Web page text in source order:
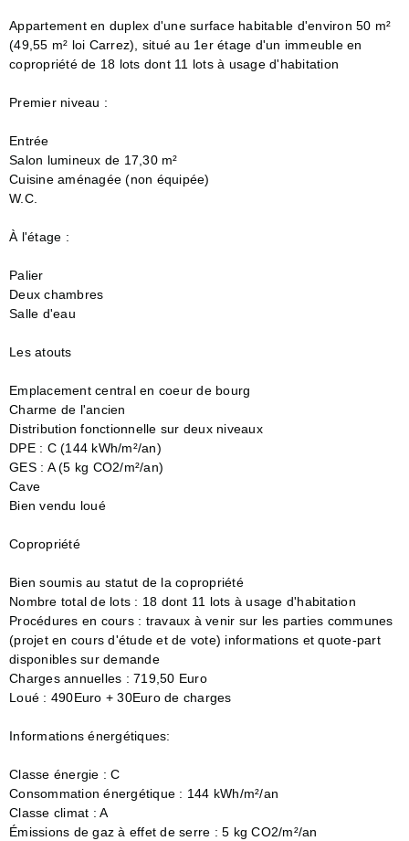
Appartement en duplex d'une surface habitable d'environ 50 m²
(49,55 m² loi Carrez), situé au 1er étage d'un immeuble en
copropriété de 18 lots dont 11 lots à usage d'habitation
Premier niveau :
Entrée
Salon lumineux de 17,30 m²
Cuisine aménagée (non équipée)
W.C.
À l'étage :
Palier
Deux chambres
Salle d'eau
Les atouts
Emplacement central en coeur de bourg
Charme de l'ancien
Distribution fonctionnelle sur deux niveaux
DPE : C (144 kWh/m²/an)
GES : A (5 kg CO2/m²/an)
Cave
Bien vendu loué
Copropriété
Bien soumis au statut de la copropriété
Nombre total de lots : 18 dont 11 lots à usage d'habitation
Procédures en cours : travaux à venir sur les parties communes
(projet en cours d'étude et de vote) informations et quote-part
disponibles sur demande
Charges annuelles : 719,50 Euro
Loué : 490Euro + 30Euro de charges
Informations énergétiques:
Classe énergie : C
Consommation énergétique : 144 kWh/m²/an
Classe climat : A
Émissions de gaz à effet de serre : 5 kg CO2/m²/an